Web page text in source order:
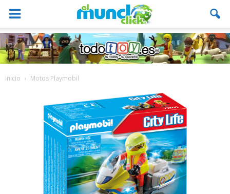
Inicio Motos Playmobil